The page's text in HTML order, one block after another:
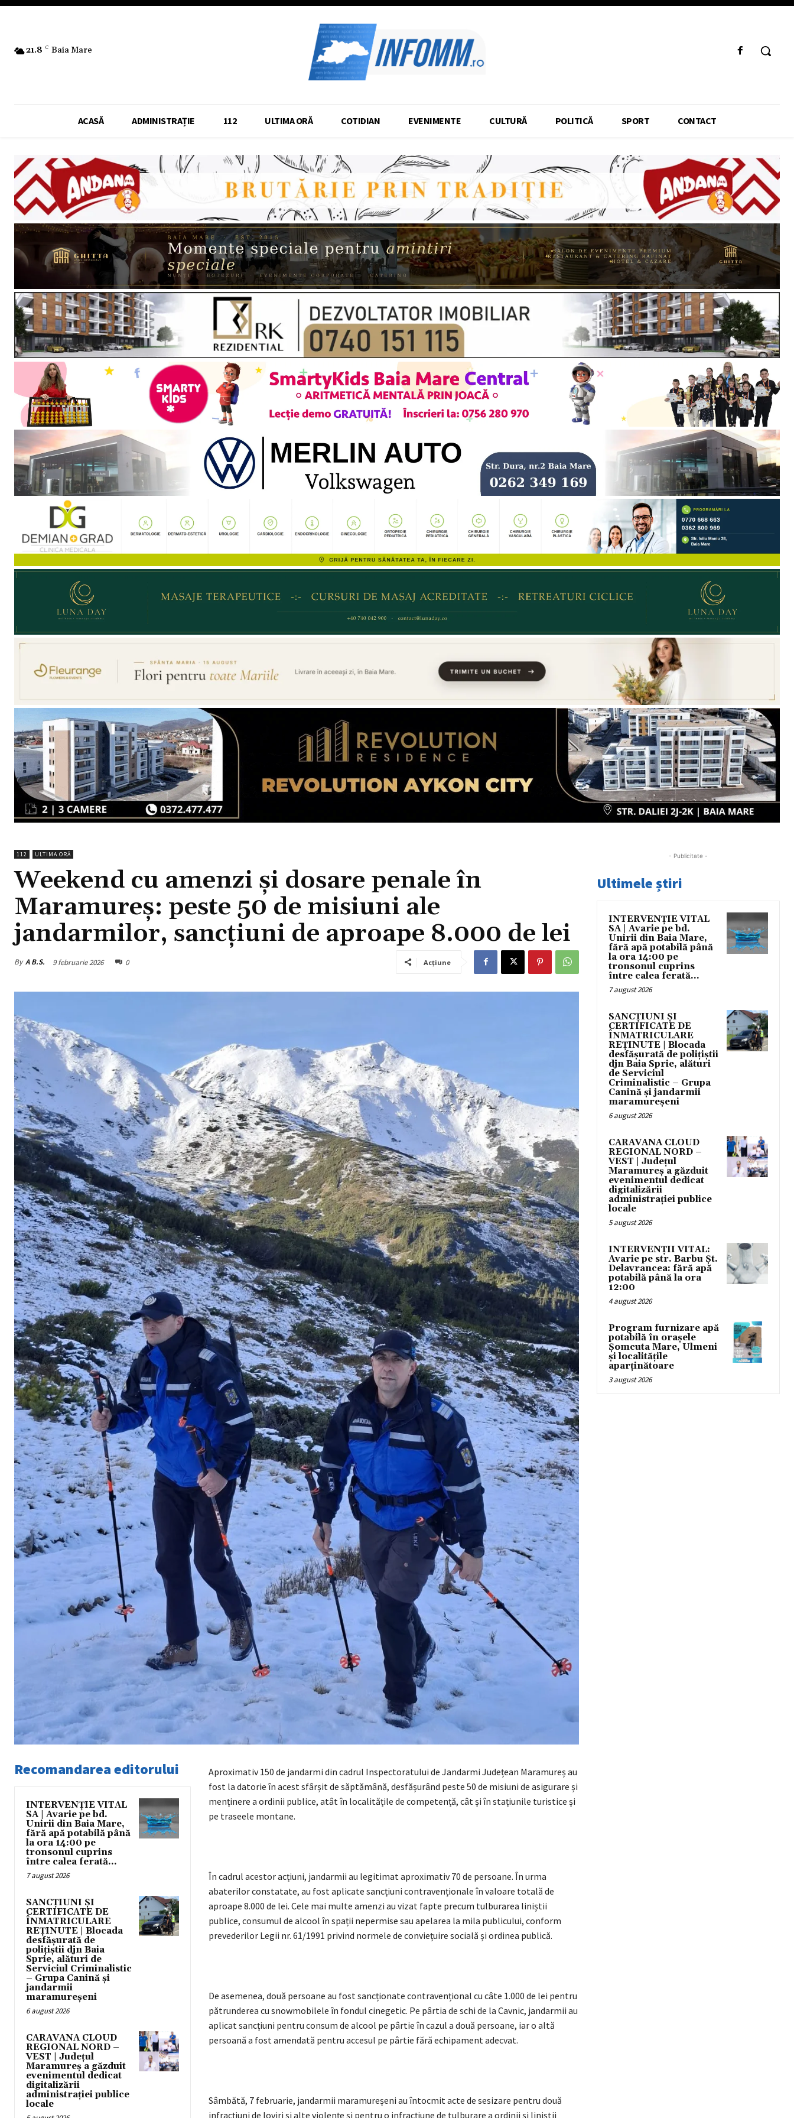
21.8 C Baia Mare
ACASĂ ADMINISTRAȚIE 112 ULTIMA ORĂ COTIDIAN EVENIMENTE CULTURĂ POLITICĂ SPORT CONTACT
112 ULTIMA ORĂ
Weekend cu amenzi și dosare penale în
Maramureș: peste 50 de misiuni ale
jandarmilor, sancțiuni de aproape 8.000 de lei
By A B.S. 9 februarie 2026 0 Acțiune
Recomandarea editorului
INTERVENȚIE VITAL
SA | Avarie pe bd.
Unirii din Baia Mare,
fără apă potabilă până
la ora 14:00 pe
tronsonul cuprins
între calea ferată...
7 august 2026
SANCȚIUNI ȘI
CERTIFICATE DE
ÎNMATRICULARE
REȚINUTE | Blocada
desfășurată de
polițiștii djn Baia
Sprie, alături de
Serviciul Criminalistic
– Grupa Canină și
jandarmii
maramureșeni
6 august 2026
CARAVANA CLOUD
REGIONAL NORD –
VEST | Județul
Maramureș a găzduit
evenimentul dedicat
digitalizării
administrației publice
locale
Aproximativ 150 de jandarmi din cadrul Inspectoratului de Jandarmi Județean Maramureș au
fost la datorie în acest sfârșit de săptămână, desfășurând peste 50 de misiuni de asigurare și
menținere a ordinii publice, atât în localitățile de competență, cât și în stațiunile turistice și
pe traseele montane.
În cadrul acestor acțiuni, jandarmii au legitimat aproximativ 70 de persoane. În urma
abaterilor constatate, au fost aplicate sancțiuni contravenționale în valoare totală de
aproape 8.000 de lei. Cele mai multe amenzi au vizat fapte precum tulburarea liniștii
publice, consumul de alcool în spații nepermise sau apelarea la mila publicului, conform
prevederilor Legii nr. 61/1991 privind normele de conviețuire socială și ordinea publică.
De asemenea, două persoane au fost sancționate contravențional cu câte 1.000 de lei pentru
pătrunderea cu snowmobilele în fondul cinegetic. Pe pârtia de schi de la Cavnic, jandarmii au
aplicat sancțiuni pentru consum de alcool pe pârtie în cazul a două persoane, iar o altă
persoană a fost amendată pentru accesul pe pârtie fără echipament adecvat.
Sâmbătă, 7 februarie, jandarmii maramureșeni au întocmit acte de sesizare pentru două
infracțiuni de loviri și alte violențe și pentru o infracțiune de tulburare a ordinii și liniștii
- Publicitate -
Ultimele știri
INTERVENȚIE VITAL
SA | Avarie pe bd.
Unirii din Baia Mare,
fără apă potabilă până
la ora 14:00 pe
tronsonul cuprins
între calea ferată...
7 august 2026
SANCȚIUNI ȘI
CERTIFICATE DE
ÎNMATRICULARE
REȚINUTE | Blocada
desfășurată de polițiștii
djn Baia Sprie, alături
de Serviciul
Criminalistic – Grupa
Canină și jandarmii
maramureșeni
6 august 2026
CARAVANA CLOUD
REGIONAL NORD –
VEST | Județul
Maramureș a găzduit
evenimentul dedicat
digitalizării
administrației publice
locale
5 august 2026
INTERVENȚII VITAL:
Avarie pe str. Barbu Șt.
Delavrancea: fără apă
potabilă până la ora
12:00
4 august 2026
Program furnizare apă
potabilă în orașele
Șomcuta Mare, Ulmeni
și localitățile
aparținătoare
3 august 2026